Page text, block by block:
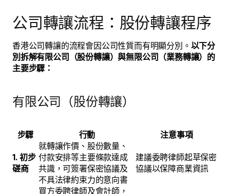
公司轉讓流程：股份轉讓程序
香港公司轉讓的流程會因公司性質而有明顯分別。 以下分
別拆解有限公司（股份轉讓）與無限公司（業務轉讓）的
主要步驟：
有限公司（股份轉讓）
步驟 行動 注意事項
1. 初步
磋商
就轉讓作價、股份數量、
付款安排等主要條款達成
共識，可簽署保密協議及
不具法律約束力的意向書
建議委聘律師起草保密
協議以保障商業資訊
買方委聘律師及會計師，